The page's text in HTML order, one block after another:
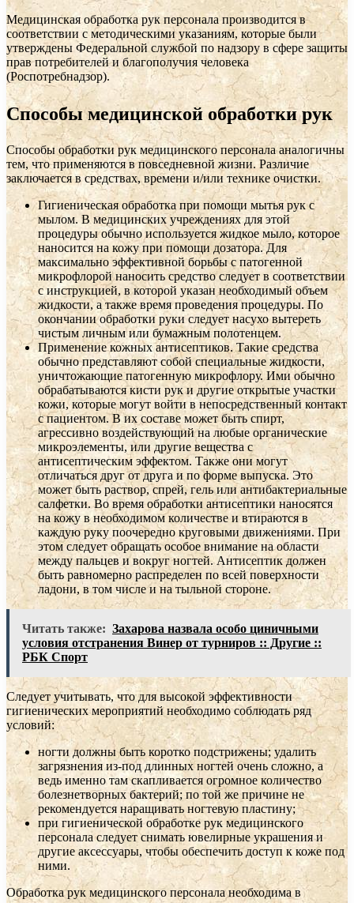
Медицинская обработка рук персонала производится в
соответствии с методическими указаниям, которые были
утверждены Федеральной службой по надзору в сфере защиты
прав потребителей и благополучия человека
(Роспотребнадзор).
Способы медицинской обработки рук
Способы обработки рук медицинского персонала аналогичны
тем, что применяются в повседневной жизни. Различие
заключается в средствах, времени и/или технике очистки.
Гигиеническая обработка при помощи мытья рук с
мылом. В медицинских учреждениях для этой
процедуры обычно используется жидкое мыло, которое
наносится на кожу при помощи дозатора. Для
максимально эффективной борьбы с патогенной
микрофлорой наносить средство следует в соответствии
с инструкцией, в которой указан необходимый объем
жидкости, а также время проведения процедуры. По
окончании обработки руки следует насухо вытереть
чистым личным или бумажным полотенцем.
Применение кожных антисептиков. Такие средства
обычно представляют собой специальные жидкости,
уничтожающие патогенную микрофлору. Ими обычно
обрабатываются кисти рук и другие открытые участки
кожи, которые могут войти в непосредственный контакт
с пациентом. В их составе может быть спирт,
агрессивно воздействующий на любые органические
микроэлементы, или другие вещества с
антисептическим эффектом. Также они могут
отличаться друг от друга и по форме выпуска. Это
может быть раствор, спрей, гель или антибактериальные
салфетки. Во время обработки антисептики наносятся
на кожу в необходимом количестве и втираются в
каждую руку поочередно круговыми движениями. При
этом следует обращать особое внимание на области
между пальцев и вокруг ногтей. Антисептик должен
быть равномерно распределен по всей поверхности
ладони, в том числе и на тыльной стороне.
Читать также: Захарова назвала особо циничными
условия отстранения Винер от турниров :: Другие ::
РБК Спорт
Следует учитывать, что для высокой эффективности
гигиенических мероприятий необходимо соблюдать ряд
условий:
ногти должны быть коротко подстрижены; удалить
загрязнения из-под длинных ногтей очень сложно, а
ведь именно там скапливается огромное количество
болезнетворных бактерий; по той же причине не
рекомендуется наращивать ногтевую пластину;
при гигиенической обработке рук медицинского
персонала следует снимать ювелирные украшения и
другие аксессуары, чтобы обеспечить доступ к коже под
ними.
Обработка рук медицинского персонала необходима в